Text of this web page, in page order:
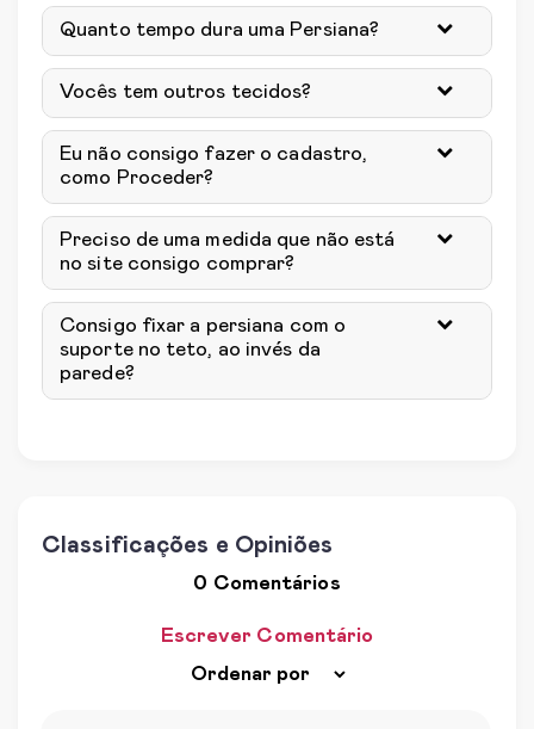
Quanto tempo dura uma Persiana?
Vocês tem outros tecidos?
Eu não consigo fazer o cadastro,
como Proceder?
Preciso de uma medida que não está
no site consigo comprar?
Consigo fixar a persiana com o
suporte no teto, ao invés da
parede?
Classificações e Opiniões
0 Comentários
Escrever Comentário